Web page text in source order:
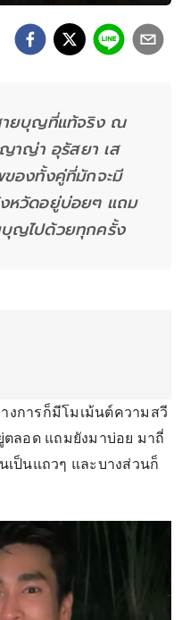
ายบุญที่แท้จริง ณ
าญ่า อุรัสยา เส
องทั้งคู่ที่มักจะมี
หวัดอยู่บ่อยๆ แถม
ญไปด้วยทุกครั้ง
งการก็มีโมเม้นต์ความสวี
ลอด แถมยังมาบ่อย มาถี่
ป็นแถวๆ และบางส่วนก็